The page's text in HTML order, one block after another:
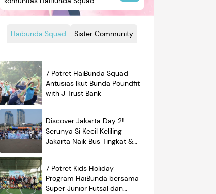
Haibunda Squad Sister Community
7 Potret HaiBunda Squad
Antusias Ikut Bunda Poundfit
with J Trust Bank
Discover Jakarta Day 2!
Serunya Si Kecil Keliling
Jakarta Naik Bus Tingkat &
7 Potret Kids Holiday
Program HaiBunda bersama
Super Junior Futsal dan